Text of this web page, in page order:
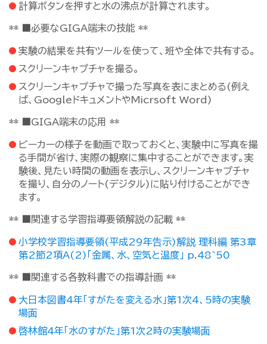
計算ボタンを押すと水の沸点が計算されます。
** ■必要なGIGA端末の技能 **
実験の結果を共有ツールを使って、班や全体で共有する。
スクリーンキャプチャを撮る。
スクリーンキャプチャで撮った写真を表にまとめる(例え
ば、GoogleドキュメントやMicrsoft Word)
** ■GIGA端末の応用 **
ビーカーの様子を動画で取っておくと、実験中に写真を撮
る手間が省け、実際の観察に集中することができます。実
験後、見たい時間の動画を表示し、スクリーンキャプチャ
を撮り、自分のノート(デジタル)に貼り付けることができ
ます。
** ■関連する学習指導要領解説の記載 **
小学校学習指導要領(平成29年告示)解説 理科編 第3章
第2節2項A(2)「金属、水、空気と温度」 p.48~50
** ■関連する各教科書での指導計画 **
大日本図書4年「すがたを変える水」第1次4、5時の実験
場面
啓林館4年「水のすがた」第1次2時の実験場面